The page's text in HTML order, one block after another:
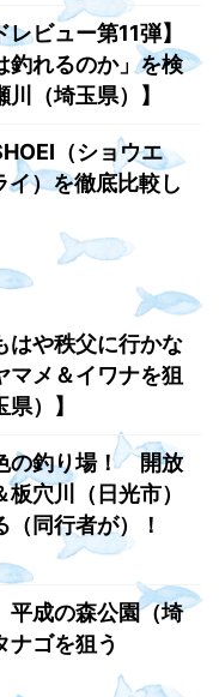
ビュー第11弾】
釣れるのか」を検
（埼玉県）】
（ショウエ
）を徹底比較し
はや秩父に行かな
マメ＆イワナを狙
）】
の釣り場！ 開放
穴川（日光市）
同行者が）！
平成の森公園（埼
ナゴを狙う